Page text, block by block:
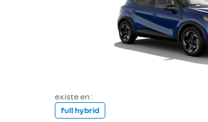
existe en :
full hybrid